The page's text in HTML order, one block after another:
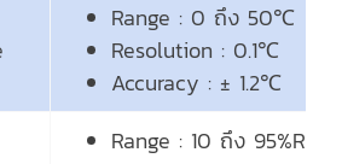
Range : 0 ถึง 50℃
Resolution : 0.1℃
Accuracy : ± 1.2℃
Range : 10 ถึง 95%RH